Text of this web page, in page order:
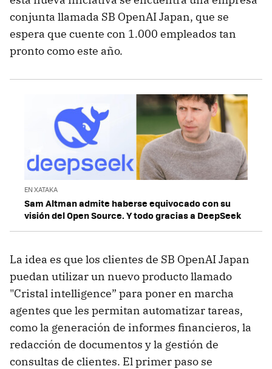
conjunta llamada SB OpenAI Japan, que se
espera que cuente con 1.000 empleados tan
pronto como este año.
EN XATAKA
Sam Altman admite haberse equivocado con su
visión del Open Source. Y todo gracias a DeepSeek
La idea es que los clientes de SB OpenAI Japan
puedan utilizar un nuevo producto llamado
"Cristal intelligence” para poner en marcha
agentes que les permitan automatizar tareas,
como la generación de informes financieros, la
redacción de documentos y la gestión de
consultas de clientes. El primer paso se